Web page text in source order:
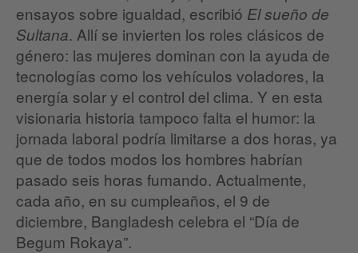
ensayos sobre igualdad, escribió El sueño de
Sultana. Allí se invierten los roles clásicos de
género: las mujeres dominan con la ayuda de
tecnologías como los vehículos voladores, la
energía solar y el control del clima. Y en esta
visionaria historia tampoco falta el humor: la
jornada laboral podría limitarse a dos horas, ya
que de todos modos los hombres habrían
pasado seis horas fumando. Actualmente,
cada año, en su cumpleaños, el 9 de
diciembre, Bangladesh celebra el “Día de
Begum Rokaya”.